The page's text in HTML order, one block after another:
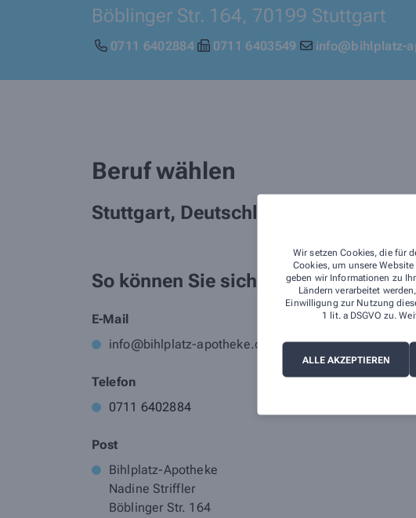
Wir setzen Cookies, die für
Cookies, um unsere
geben wir Informationen zu
Ländern verarbeitet
Einwilligung zur Nutzung
1 lit. a DSGVO zu.
ALLE AKZEPTIEREN
Böblinger Str. 164, 70199 Stuttgart
0711 6402884 0711 6403549 info@bihlplatz-
Beruf wählen
Stuttgart, Deutschland
So können Sie sich bewerben
E-Mail
info@bihlplatz-apotheke.de
Telefon
0711 6402884
Post
Bihlplatz-Apotheke
Nadine Striffler
Böblinger Str. 164